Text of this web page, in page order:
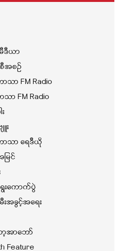
ဒီယာ
အစဉ်
သာ FM Radio
သာ FM Radio
း
သာ ရေဒီယို
ြင်
းကောက်ပွဲ
းအခွင့်အရေး
အာဘော်
Feature